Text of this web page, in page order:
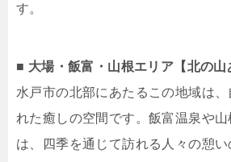
す。
■ 大場・飯富・山根エリア【北の山
水戸市の北部にあたるこの地域は、
れた癒しの空間です。飯富温泉や
は、四季を通じて訪れる人々の憩